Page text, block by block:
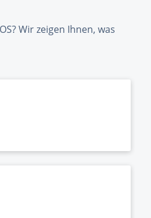
Wir zeigen Ihnen, was